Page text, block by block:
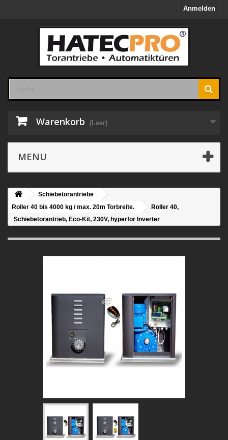
Anmelden
Warenkorb (Leer)
MENU
Schiebetorantriebe
Roller 40 bis 4000 kg / max. 20m Torbreite.
Roller 40,
Schiebetorantrieb, Eco-Kit, 230V, hyperfor Inverter